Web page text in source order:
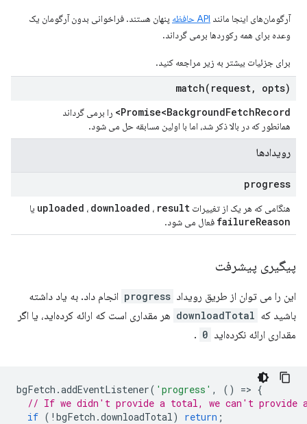
آرگومان‌های اینجا مانند API حافظه
پنهان هستند. فراخوانی بدون آرگومان یک
وعده برای همه رکوردها برمی گرداند.
برای جزئیات بیشتر به زیر مراجعه کنید.
match( request,
opts)
Promise<BackgroundFetchRecord>
را برمی گرداند
همانطور که در بالا ذکر شد، اما با اولین مسابقه حل می شود.
رویدادها
progress
هنگامی که هر یک از تغییرات uploaded ، downloaded ، result یا
failureReason فعال می شود.
پیگیری پیشرفت
این را می توان از طریق رویداد progress انجام داد. به یاد داشته
باشید که downloadTotal هر مقداری است که ارائه کرده‌اید، یا اگر
مقداری ارائه نکرده‌اید 0
.
bgFetch .addEventListener( 'progress' , () => {
// If we didn't provide a total, we can't provide
if ( ! bgFetch .downloadTotal) return ;